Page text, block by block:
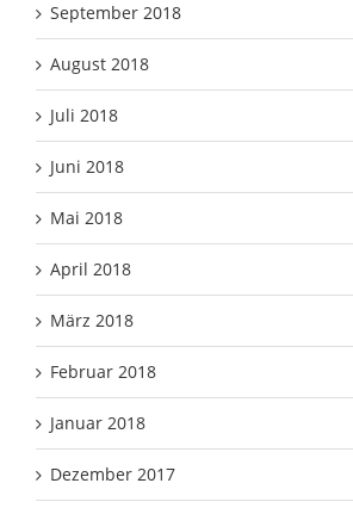
September 2018
August 2018
Juli 2018
Juni 2018
Mai 2018
April 2018
März 2018
Februar 2018
Januar 2018
Dezember 2017